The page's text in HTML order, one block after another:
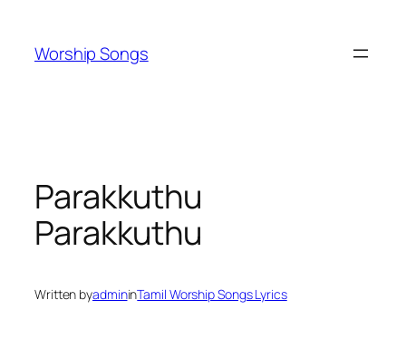
content
Worship Songs
Parakkuthu
Parakkuthu
Written byadmininTamil Worship Songs Lyrics